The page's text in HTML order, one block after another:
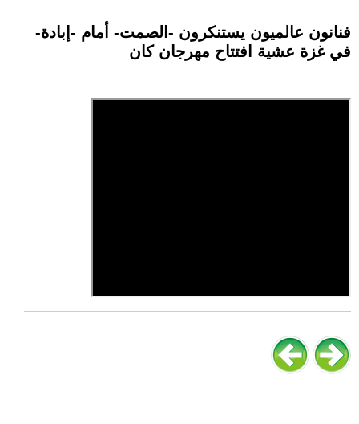
فنانون عالميون يستنكرون -الصمت- أمام -إبادة-
في غزة عشية افتتاح مهرجان كان